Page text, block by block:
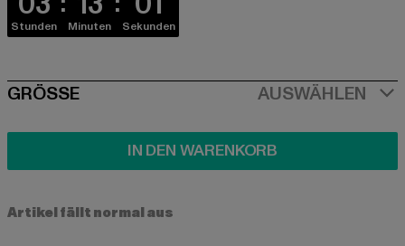
Stunden Minuten Sekunden
SIZE
GRÖSSE AUSWÄHLEN
IN DEN WARENKORB
Artikel fällt normal aus